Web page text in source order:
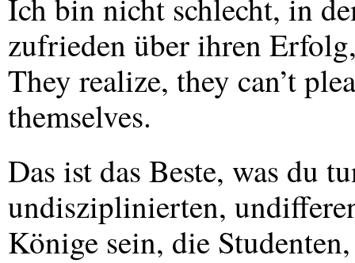
Ich bin nicht schlecht, in
zufrieden über ihren
They realize, they can’t
themselves.
Das ist das Beste, was du
undisziplinierten,
Könige sein, die